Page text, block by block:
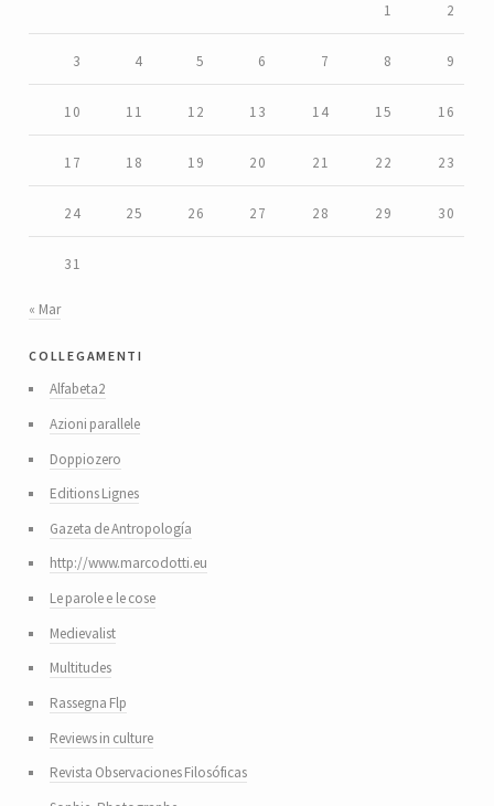
1 2
3 4 5 6 7 8 9
10 11 12 13 14 15 16
17 18 19 20 21 22 23
24 25 26 27 28 29 30
31
« Mar
collegamenti
Alfabeta2
Azioni parallele
Doppiozero
Editions Lignes
Gazeta de Antropología
http://www.marcodotti.eu
Le parole e le cose
Medievalist
Multitudes
Rassegna Flp
Reviews in culture
Revista Observaciones Filosóficas